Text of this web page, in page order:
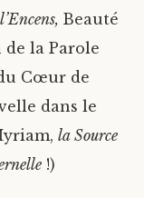
Beauté
la Parole
Cœur de
dans le
la Source
!)